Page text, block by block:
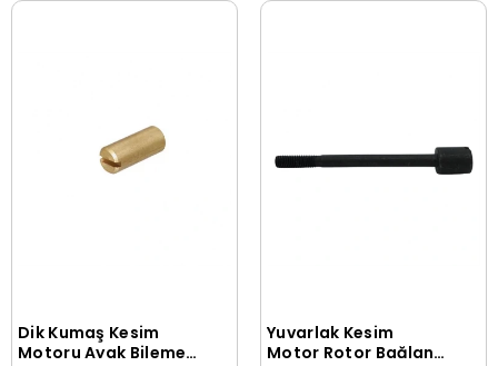
Sepete Ekle
Dik Kumaş Kesim
Motoru Ayak Bileme
Sepete Ekle
Yuvarlak Kesim
Motor Rotor Bağlantı